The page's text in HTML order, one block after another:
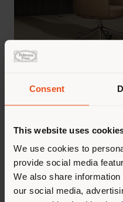
Consent
This website uses
We use cookies to
provide social media
We also share
our social media,
DomusCove Day
redéfinissant avec
entre les espaces.
Le projet allie